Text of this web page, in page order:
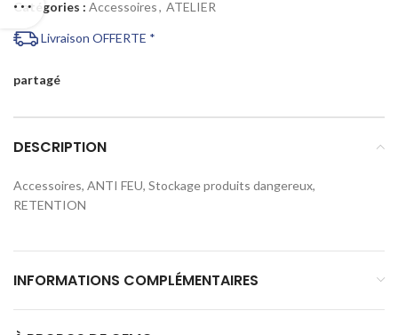
Catégories : Accessoires, ATELIER
Livraison OFFERTE *
partagé
DESCRIPTION
Accessoires, ANTI FEU, Stockage produits dangereux,
RETENTION
INFORMATIONS COMPLÉMENTAIRES